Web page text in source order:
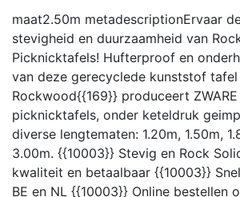
maat2.50m metadescriptionErvaar
stevigheid en duurzaamheid van
Picknicktafels! Hufterproof en
van deze gerecyclede kunststof
Rockwood{{169}} produceert
picknicktafels, onder keteldruk
diverse lengtematen: 1.20m, 1.50m,
3.00m. {{10003}} Stevig en Rock
kwaliteit en betaalbaar {{10003}}
BE en NL {{10003}} Online bestellen